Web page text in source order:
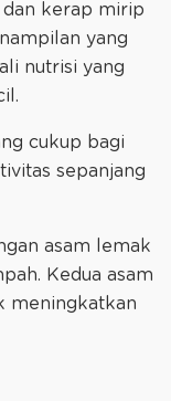
kerap mirip
yang
nutrisi yang
cukup bagi
sepanjang
asam lemak
Kedua asam
meningkatkan